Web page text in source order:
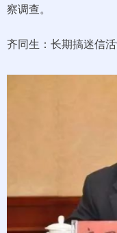
察调查。
齐同生：长期搞迷信